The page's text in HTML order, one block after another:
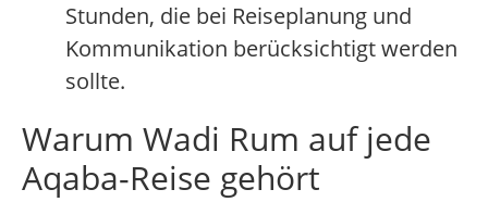
Stunden, die bei Reiseplanung und
Kommunikation berücksichtigt werden
sollte.
Warum Wadi Rum auf jede
Aqaba-Reise gehört